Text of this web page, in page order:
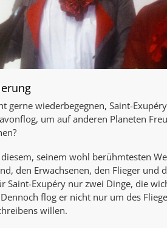
gerne wiederbegegnen, Saint-
um auf anderen Planeten
seinem wohl berühmtesten
den Erwachsenen, den Flieger und
Saint-Exupéry nur zwei Dinge, die
flog er nicht nur um des
willen.